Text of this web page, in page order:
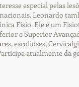
especial pelas
Leonardo
Fisio. Ele é um
e Superior
escolioses,
atualmente da